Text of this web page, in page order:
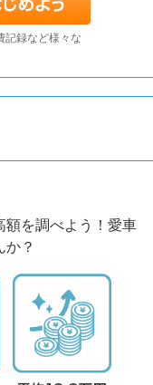
記録など様々な
額を調べよう！愛車
か？